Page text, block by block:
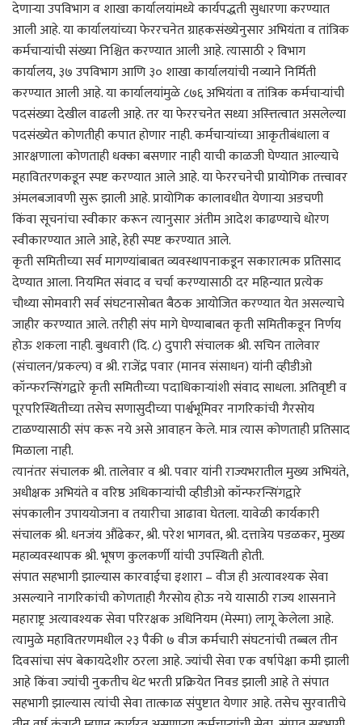
देणाऱ्या उपविभाग व शाखा कार्यालयांमध्ये कार्यपद्धती सुधारणा करण्यात
आली आहे. या कार्यालयांच्या फेररचनेत ग्राहकसंख्येनुसार अभियंता व तांत्रिक
कर्मचाऱ्यांची संख्या निश्चित करण्यात आली आहे. त्यासाठी २ विभाग
कार्यालय, ३७ उपविभाग आणि ३० शाखा कार्यालयांची नव्याने निर्मिती
करण्यात आली आहे. या कार्यालयांमुळे ८७६ अभियंता व तांत्रिक कर्मचाऱ्यांची
पदसंख्या देखील वाढली आहे. तर या फेररचनेत सध्या अस्त्तित्वात असलेल्या
पदसंख्येत कोणतीही कपात होणार नाही. कर्मचाऱ्यांच्या आकृतीबंधाला व
आरक्षणाला कोणताही धक्का बसणार नाही याची काळजी घेण्यात आल्याचे
महावितरणकडून स्पष्ट करण्यात आले आहे. या फेररचनेची प्रायोगिक तत्त्वावर
अंमलबजावणी सुरू झाली आहे. प्रायोगिक कालावधीत येणाऱ्या अडचणी
किंवा सूचनांचा स्वीकार करून त्यानुसार अंतीम आदेश काढण्याचे धोरण
स्वीकारण्यात आले आहे, हेही स्पष्ट करण्यात आले.
कृती समितीच्या सर्व मागण्यांबाबत व्यवस्थापनाकडून सकारात्मक प्रतिसाद
देण्यात आला. नियमित संवाद व चर्चा करण्यासाठी दर महिन्यात प्रत्येक
चौथ्या सोमवारी सर्व संघटनासोबत बैठक आयोजित करण्यात येत असल्याचे
जाहीर करण्यात आले. तरीही संप मागे घेण्याबाबत कृती समितीकडून निर्णय
होऊ शकला नाही. बुधवारी (दि. ८) दुपारी संचालक श्री. सचिन तालेवार
(संचालन/प्रकल्प) व श्री. राजेंद्र पवार (मानव संसाधन) यांनी व्हीडीओ
कॉन्फरन्सिंगद्वारे कृती समितीच्या पदाधिकाऱ्यांशी संवाद साधला. अतिवृष्टी व
पूरपरिस्थितीच्या तसेच सणासुदीच्या पार्श्वभूमिवर नागरिकांची गैरसोय
टाळण्यासाठी संप करू नये असे आवाहन केले. मात्र त्यास कोणताही प्रतिसाद
मिळाला नाही.
त्यानंतर संचालक श्री. तालेवार व श्री. पवार यांनी राज्यभरातील मुख्य अभियंते,
अधीक्षक अभियंते व वरिष्ठ अधिकाऱ्यांची व्हीडीओ कॉन्फरन्सिंगद्वारे
संपकालीन उपाययोजना व तयारीचा आढावा घेतला. यावेळी कार्यकारी
संचालक श्री. धनजंय औंढेकर, श्री. परेश भागवत, श्री. दत्तात्रेय पडळकर, मुख्य
महाव्यवस्थापक श्री. भूषण कुलकर्णी यांची उपस्थिती होती.
संपात सहभागी झाल्यास कारवाईचा इशारा – वीज ही अत्यावश्यक सेवा
असल्याने नागरिकांची कोणताही गैरसोय होऊ नये यासाठी राज्य शासनाने
महाराष्ट्र अत्यावश्यक सेवा परिरक्षक अधिनियम (मेस्मा) लागू केलेला आहे.
त्यामुळे महावितरणमधील २३ पैकी ७ वीज कर्मचारी संघटनांची तब्बल तीन
दिवसांचा संप बेकायदेशीर ठरला आहे. ज्यांची सेवा एक वर्षापेक्षा कमी झाली
आहे किंवा ज्यांची नुकतीच थेट भरती प्रक्रियेत निवड झाली आहे ते संपात
सहभागी झाल्यास त्यांची सेवा तात्काळ संपुष्टात येणार आहे. तसेच सुरवातीचे